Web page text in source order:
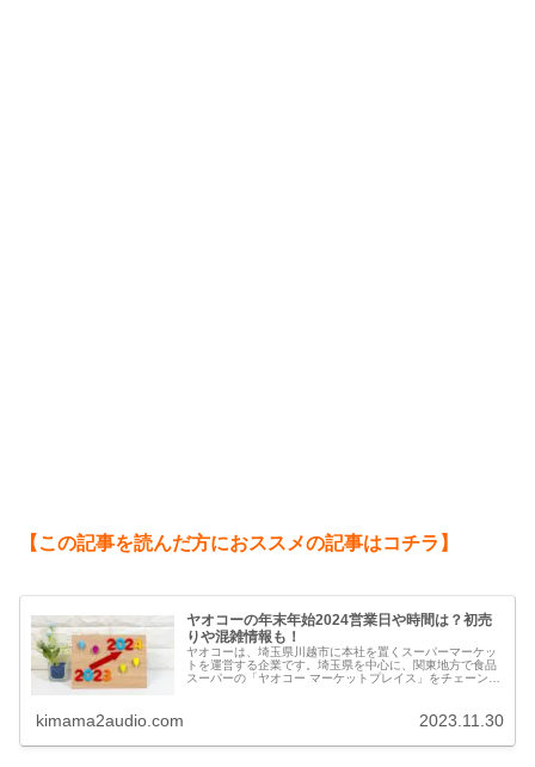
【この記事を読んだ方におススメの記事はコチラ】
ヤオコーの年末年始2024営業日や時間は？初売
りや混雑情報も！
ヤオコーは、埼玉県川越市に本社を置くスーパーマーケッ
トを運営する企業です。埼玉県を中心に、関東地方で食品
スーパーの「ヤオコー マーケットプレイス」をチェーン展
kimama2audio.com 2023.11.30